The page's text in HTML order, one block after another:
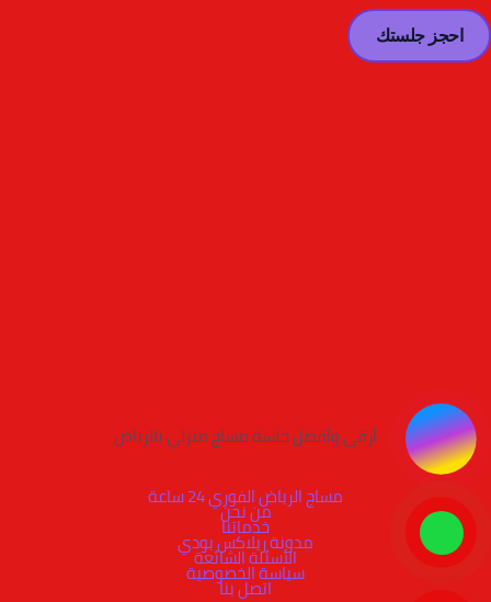
احجز جلستك
أرقى وأفضل جلسة مساج منزلي بالرياض
مساج الرياض الفوري 24 ساعة
من نحن
خدماتنا
مدونة ريلاكس بودي
الأسئلة الشائعة
سياسة الخصوصية
اتصل بنا